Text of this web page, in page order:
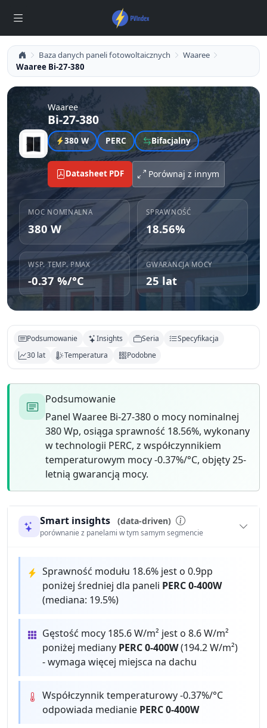
Baza danych paneli fotowoltaicznych
Waaree
Waaree Bi-27-380
Waaree
Bi-27-380
380 W PERC Bifacjalny
Datasheet PDF Porównaj z innym
MOC NOMINALNA
380 W
SPRAWNOŚĆ
18.56%
WSP. TEMP. PMAX
-0.37 %/°C
GWARANCJA MOCY
25 lat
Podsumowanie Insights Seria
Specyfikacja
30 lat
Temperatura Podobne
Podsumowanie
Panel Waaree Bi-27-380 o mocy nominalnej
380 Wp, osiąga sprawność 18.56%, wykonany
w technologii PERC, z współczynnikiem
temperaturowym mocy -0.37%/°C, objęty 25-
letnią gwarancją mocy.
Smart insights (data-driven)
porównanie z panelami w tym samym segmencie
Sprawność modułu 18.6% jest o 0.9pp
poniżej średniej dla paneli PERC 0-400W
(mediana: 19.5%)
Gęstość mocy 185.6 W/m² jest o 8.6 W/m²
poniżej mediany PERC 0-400W(194.2 W/m²)
- wymaga więcej miejsca na dachu
Współczynnik temperaturowy -0.37%/°C
odpowiada medianie PERC 0-400W